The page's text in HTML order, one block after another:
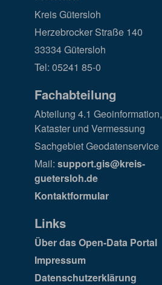
Kreis Gütersloh
Herzebrocker Straße 140
33334 Gütersloh
Tel: 05241 85-0
Fachabteilung
Abteilung 4.1 Geoinformation,
Kataster und Vermessung
Sachgebiet Geodatenservice
Mail: support.gis@kreis-
guetersloh.de
Kontaktformular
Links
Über das Open-Data Portal
Impressum
Datenschutzerklärung